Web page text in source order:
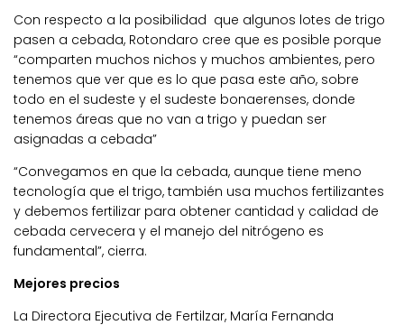
Con respecto a la posibilidad que algunos lotes de trigo
pasen a cebada, Rotondaro cree que es posible porque
“comparten muchos nichos y muchos ambientes, pero
tenemos que ver que es lo que pasa este año, sobre
todo en el sudeste y el sudeste bonaerenses, donde
tenemos áreas que no van a trigo y puedan ser
asignadas a cebada”
“Convegamos en que la cebada, aunque tiene meno
tecnología que el trigo, también usa muchos fertilizantes
y debemos fertilizar para obtener cantidad y calidad de
cebada cervecera y el manejo del nitrógeno es
fundamental”, cierra.
Mejores precios
La Directora Ejecutiva de Fertilzar, María Fernanda